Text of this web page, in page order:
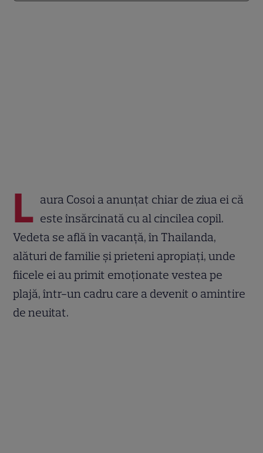
L aura Cosoi a anunțat chiar de ziua ei că
este însărcinată cu al cincilea copil.
Vedeta se află în vacanță, în Thailanda,
alături de familie și prieteni apropiați, unde
fiicele ei au primit emoționate vestea pe
plajă, într-un cadru care a devenit o amintire
de neuitat.